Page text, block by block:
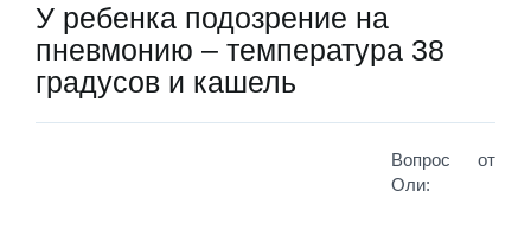
У ребенка подозрение на
пневмонию – температура 38
градусов и кашель
Вопрос от
Оли: